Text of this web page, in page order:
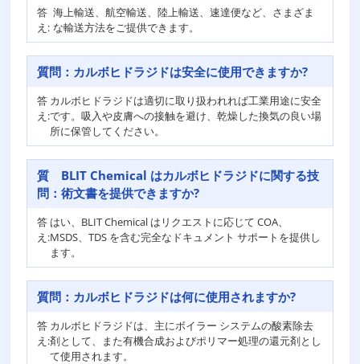
答
え:
海上輸送、航空輸送、陸上輸送、速達便など、さまざま
な輸送方法をご提供できます。
質問： カルボヒドラジドは安全に使用できますか?
答
え:
カルボヒドラジドは適切に取り扱われれば工業用途に安全
です。吸入や皮膚への接触を避け、乾燥した換気の良い場
所に保管してください。
質
問：
BLIT Chemical はカルボヒドラジドに関する技
術文書を提供できますか?
答
え:
はい、BLIT Chemical はリクエストに応じて COA、
MSDS、TDS を含む完全なドキュメント サポートを提供し
ます。
質問： カルボヒドラジドは何に使用されますか?
答
え:
カルボヒドラジドは、主にボイラー システムの酸素除去
剤として、また有機合成およびポリマー処理の還元剤とし
て使用されます。